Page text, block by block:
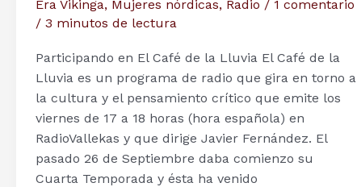
Era Vikinga, Mujeres nórdicas, Radio / 1 comentario
/ 3 minutos de lectura
Participando en El Café de la Lluvia El Café de la
Lluvia es un programa de radio que gira en torno a
la cultura y el pensamiento crítico que emite los
viernes de 17 a 18 horas (hora española) en
RadioVallekas y que dirige Javier Fernández. El
pasado 26 de Septiembre daba comienzo su
Cuarta Temporada y ésta ha venido